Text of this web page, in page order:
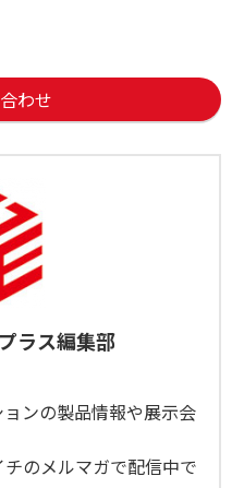
わせ
ラス編集部
ンの製品情報や展示会
のメルマガで配信中で